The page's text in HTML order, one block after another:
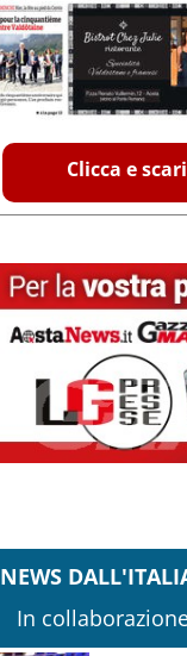
Clicca e
NEWS
In